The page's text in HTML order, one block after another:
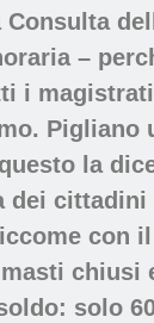
–
i
Pigliano
la
dei cittadini
con
chiusi
solo